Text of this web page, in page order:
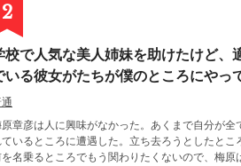
2
校で人気な美人姉妹を助けたけど、
いる彼女がたちが僕のところにやっ
章彦は人に興味がなかった。あくまで自分が全ての人間だった。 そんな梅原が休日に歩いてい
いるところに遭遇した。立ち去ろうとしたところで
名乗るところでもう関わりたくないので、梅原は適当な名前を言った。 そこで全てが